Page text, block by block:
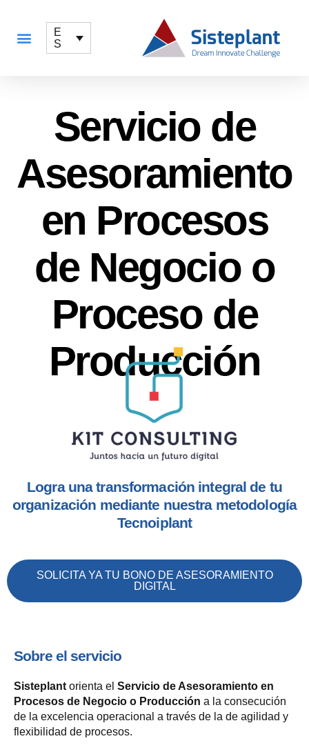
E
S
Servicio de
Asesoramiento
en Procesos
de Negocio o
Proceso de
Producción
Logra una transformación integral de tu
organización mediante nuestra metodología
Tecnoiplant
SOLICITA YA TU BONO DE ASESORAMIENTO
DIGITAL
Sobre el servicio
Sisteplant orienta el Servicio de Asesoramiento en
Procesos de Negocio o Producción a la consecución
de la excelencia operacional a través de la de agilidad y
flexibilidad de procesos.